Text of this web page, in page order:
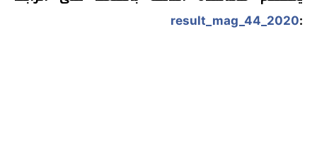
:
result_mag_44_2020